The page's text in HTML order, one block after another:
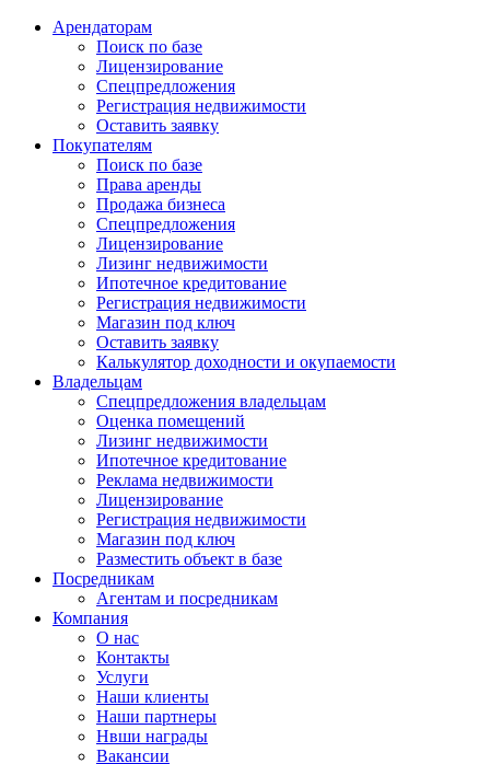
Арендаторам
Поиск по базе
Лицензирование
Спецпредложения
Регистрация недвижимости
Оставить заявку
Покупателям
Поиск по базе
Права аренды
Продажа бизнеса
Спецпредложения
Лицензирование
Лизинг недвижимости
Ипотечное кредитование
Регистрация недвижимости
Магазин под ключ
Оставить заявку
Калькулятор доходности и окупаемости
Владельцам
Спецпредложения владельцам
Оценка помещений
Лизинг недвижимости
Ипотечное кредитование
Реклама недвижимости
Лицензирование
Регистрация недвижимости
Магазин под ключ
Разместить объект в базе
Посредникам
Агентам и посредникам
Компания
О нас
Контакты
Услуги
Наши клиенты
Наши партнеры
Нвши награды
Вакансии